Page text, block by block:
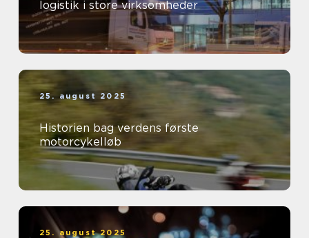
logistik i store virksomheder
25. august 2025
Historien bag verdens første
motorcykelløb
25. august 2025